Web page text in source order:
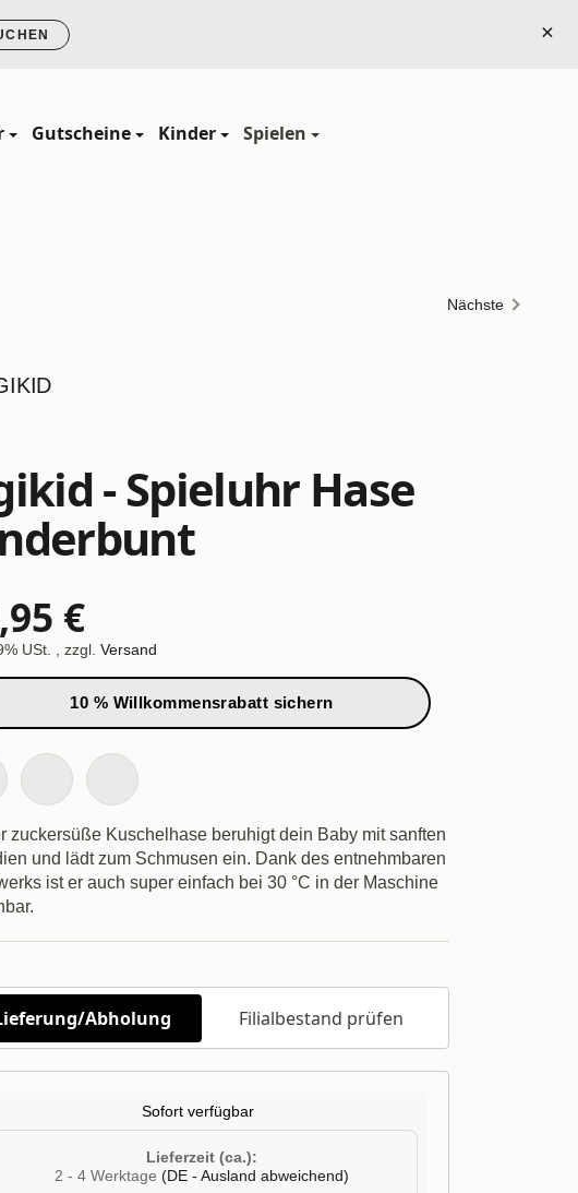
×
Gutscheine Kinder Spielen
Nächste
- Spieluhr Hase
€
USt. , zzgl. Versand
10 % Willkommensrabatt sichern
zuckersüße Kuschelhase beruhigt dein Baby mit sanften
und lädt zum Schmusen ein. Dank des entnehmbaren
ist er auch super einfach bei 30 °C in der Maschine
Abholung Filialbestand prüfen
Sofort verfügbar
Lieferzeit (ca.):
2 - 4 Werktage (DE - Ausland abweichend)